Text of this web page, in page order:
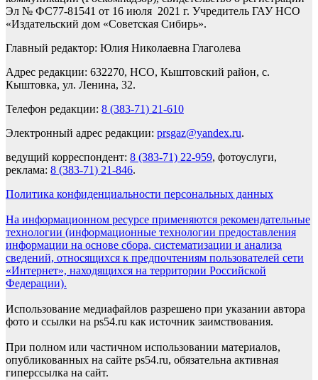
Эл № ФС77-81541 от 16 июля 2021 г. Учредитель ГАУ НСО
«Издательский дом «Советская Сибирь».
Главный редактор: Юлия Николаевна Глаголева
Адрес редакции: 632270, НСО, Кыштовский район, с.
Кыштовка, ул. Ленина, 32.
Телефон редакции: 8 (383-71) 21-610
Электронный адрес редакции: prsgaz@yandex.ru.
ведущий корреспондент: 8 (383-71) 22-959, фотоуслуги,
реклама: 8 (383-71) 21-846.
Политика конфиденциальности персональных данных
На информационном ресурсе применяются рекомендательные
технологии (информационные технологии предоставления
информации на основе сбора, систематизации и анализа
сведений, относящихся к предпочтениям пользователей сети
«Интернет», находящихся на территории Российской
Федерации).
Использование медиафайлов разрешено при указании автора
фото и ссылки на ps54.ru как источник заимствования.
При полном или частичном использовании материалов,
опубликованных на сайте ps54.ru, обязательна активная
гиперссылка на сайт.